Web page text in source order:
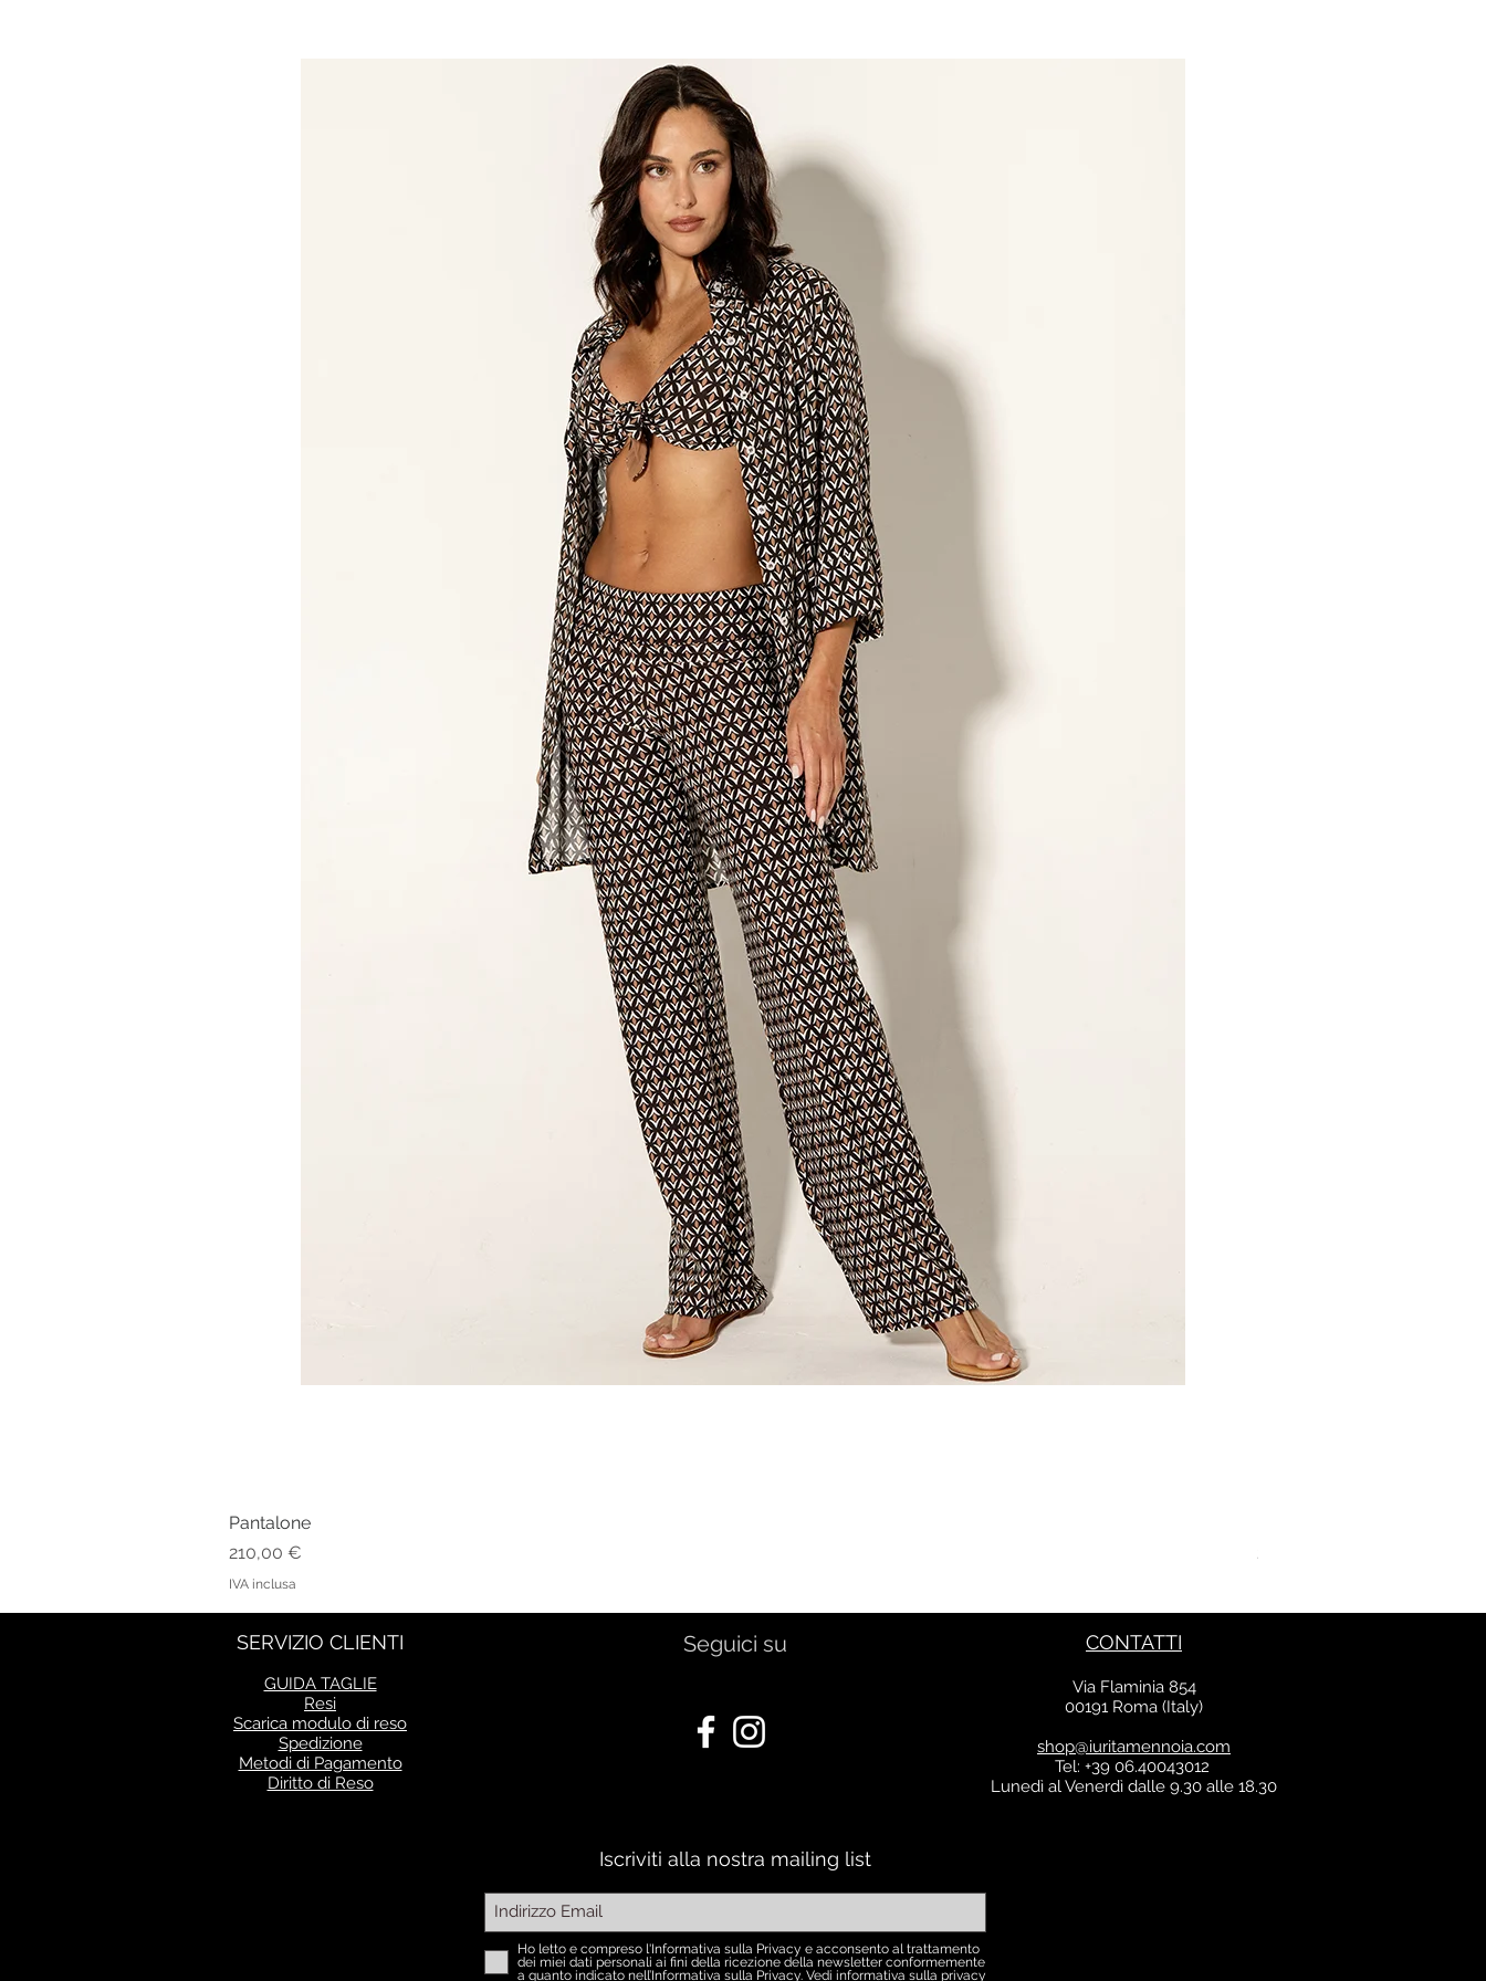
Pantalone
Prezzo
210,00 €
IVA inclusa
SERVIZIO CLIENTI
GUIDA TAGLIE
Resi
Scarica modulo di reso
Spedizione
Metodi di Pagamento
Diritto di Reso
Seguici su CONTATTI
Via Flaminia 854
00191 Roma (Italy)
shop@iuritamennoia.com
Tel: +39 06.40043012
Lunedì al Venerdì dalle 9.30 alle 18.30
Iscriviti alla nostra mailing list
Ho letto e compreso l'Informativa sulla Privacy e acconsento al trattamento
dei miei dati personali ai fini della ricezione della newsletter conformemente
a quanto indicato nell’Informativa sulla Privacy. Vedi informativa sulla privacy